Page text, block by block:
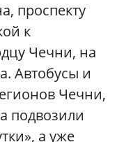
проспекту
к
Чечни, на
Автобусы и
Чечни,
подвозили
а уже